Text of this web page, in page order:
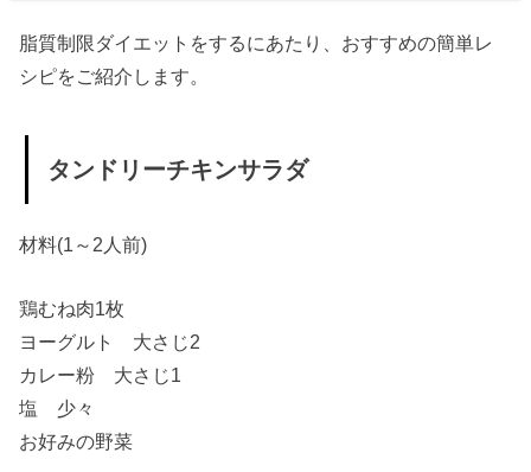
脂質制限ダイエットをするにあたり、おすすめの簡単レ
シピをご紹介します。
タンドリーチキンサラダ
材料(1～2人前)
鶏むね肉1枚
ヨーグルト 大さじ2
カレー粉 大さじ1
塩 少々
お好みの野菜